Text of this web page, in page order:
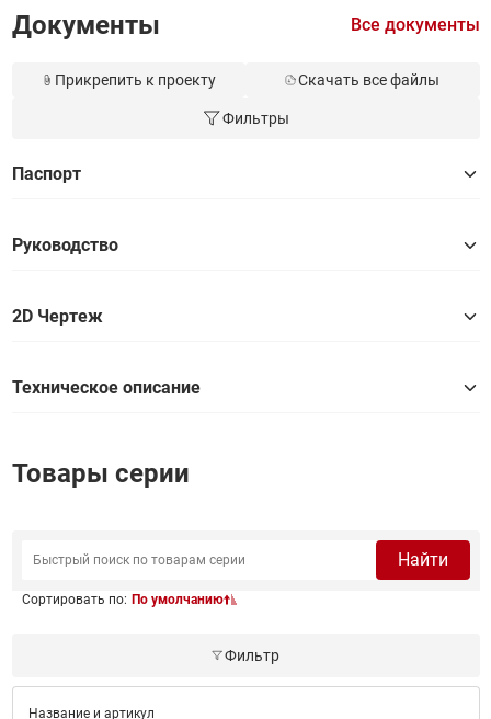
Документы Все документы
Прикрепить к проекту Скачать все файлы
Фильтры
Паспорт
Руководство
2D Чертеж
Техническое описание
Товары серии
Найти
Сортировать по: По умолчанию
Фильтр